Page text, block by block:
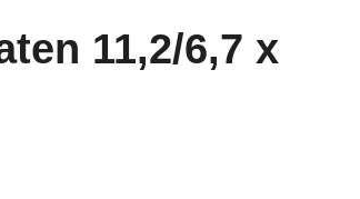
11,2/6,7 x